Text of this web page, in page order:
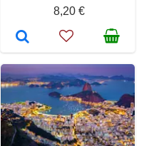
8,20 €